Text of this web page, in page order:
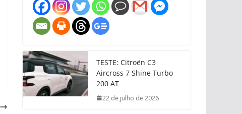
TESTE: Citroën C3
Aircross 7 Shine Turbo
200 AT
22 de julho de 2026